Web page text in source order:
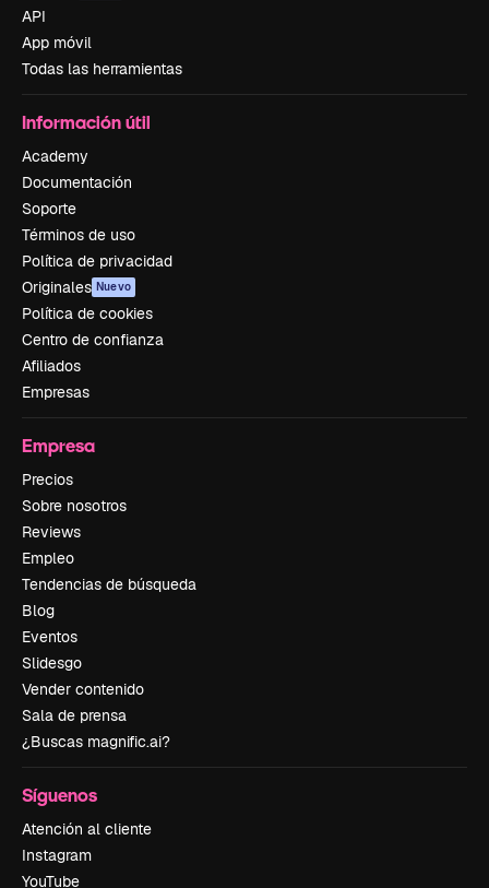
API
App móvil
Todas las herramientas
Información útil
Academy
Documentación
Soporte
Términos de uso
Política de privacidad
Originales Nuevo
Política de cookies
Centro de confianza
Afiliados
Empresas
Empresa
Precios
Sobre nosotros
Reviews
Empleo
Tendencias de búsqueda
Blog
Eventos
Slidesgo
Vender contenido
Sala de prensa
¿Buscas magnific.ai?
Síguenos
Atención al cliente
Instagram
YouTube